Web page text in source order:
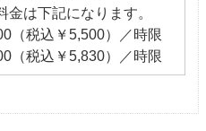
金は下記になります。
（税込￥5,500）／時限
（税込￥5,830）／時限